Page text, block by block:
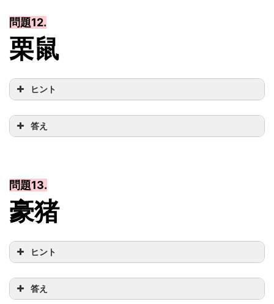
問題12.
栗鼠
ヒント
答え
問題13.
豪猪
ヒント
答え